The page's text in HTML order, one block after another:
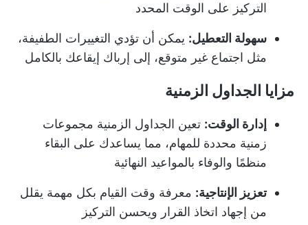
التركيز على الوقت المحدد
سهولة التعطيل: يمكن أن تؤدي التغييرات الطفيفة،
مثل اجتماع غير متوقع، إلى إرباك إيقاعك بالكامل
مزايا الجداول الزمنية
إدارة الوقت: تعين الجداول الزمنية مجموعات
زمنية محددة للمهام، مما يساعدك على البقاء
منظمًا والوفاء بالمواعيد النهائية
تعزيز الإنتاجية: معرفة وقت القيام بكل مهمة يقلل
من إجهاد اتخاذ القرار ويحسن التركيز